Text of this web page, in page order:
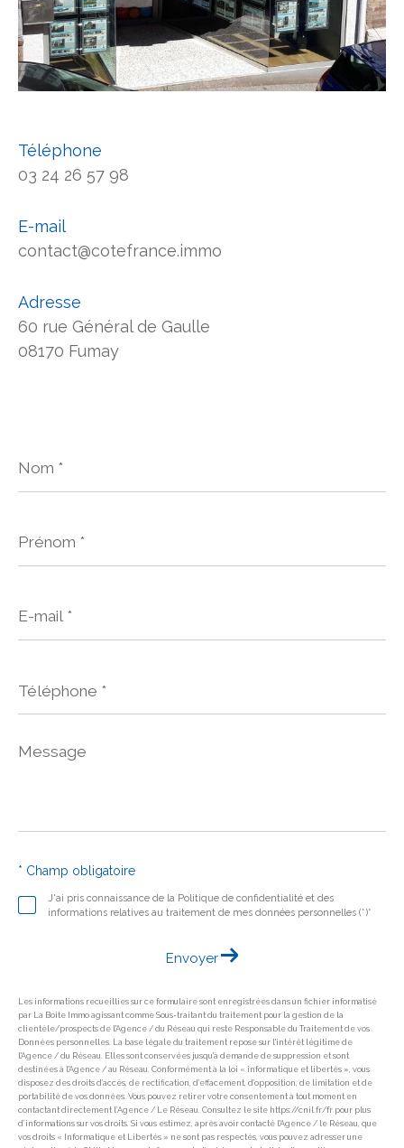
Téléphone
03 24 26 57 98
E-mail
contact@cotefrance.immo
Adresse
60 rue Général de Gaulle
08170 Fumay
*
*
mail
*
Message
J'ai pris connaissance de la Politique de confidentialité et des
informations relatives au traitement de mes données personnelles (*)*
* Champ obligatoire
Envoyer
Les informations recueillies sur ce formulaire sont enregistrées dans un fichier informatisé
par La Boite Immo agissant comme Sous-traitant du traitement pour la gestion de la
clientèle/prospects de l'Agence / du Réseau qui reste Responsable du Traitement de vos
Données personnelles. La base légale du traitement repose sur l'intérêt légitime de
l'Agence / du Réseau. Elles sont conservées jusqu'à demande de suppression et sont
destinées à l'Agence / au Réseau. Conformément à la loi « informatique et libertés », vous
disposez des droits d’accès, de rectification, d’effacement, d’opposition, de limitation et de
portabilité de vos données. Vous pouvez retirer votre consentement à tout moment en
contactant directement l’Agence / Le Réseau. Consultez le site https://cnil.fr/fr pour plus
d’informations sur vos droits. Si vous estimez, après avoir contacté l'Agence / le Réseau, que
vos droits « Informatique et Libertés » ne sont pas respectés, vous pouvez adresser une